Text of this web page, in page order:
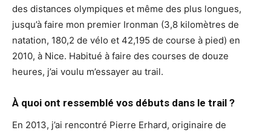
des distances olympiques et même des plus longues,
jusqu’à faire mon premier Ironman (3,8 kilomètres de
natation, 180,2 de vélo et 42,195 de course à pied) en
2010, à Nice. Habitué à faire des courses de douze
heures, j’ai voulu m’essayer au trail.
À quoi ont ressemblé vos débuts dans le trail ?
En 2013, j’ai rencontré Pierre Erhard, originaire de